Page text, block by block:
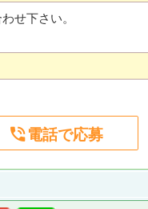
せ下さい。
電話で応募